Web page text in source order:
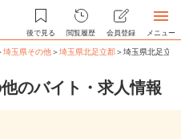
後で見る 閲覧履歴 会員登録 メニュー
埼玉県その他＞埼玉県北足立郡＞埼玉県北足立
のバイト・求人情報